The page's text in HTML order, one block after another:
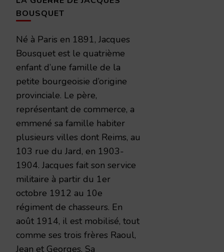
BOUSQUET
Né à Paris en 1891, Jacques
Bousquet est le quatrième
enfant d’une famille de la
petite bourgeoisie d’origine
provinciale. Le père,
représentant de commerce, a
emmené sa famille habiter
plusieurs villes dont Reims, au
103 rue du Jard, en 1903-
1904. Jacques fait son service
militaire à partir du 1er
octobre 1912 au 10e
régiment de chasseurs. En
août 1914, il est mobilisé, tout
comme ses trois frères Raoul,
Jean et Georges. Sa